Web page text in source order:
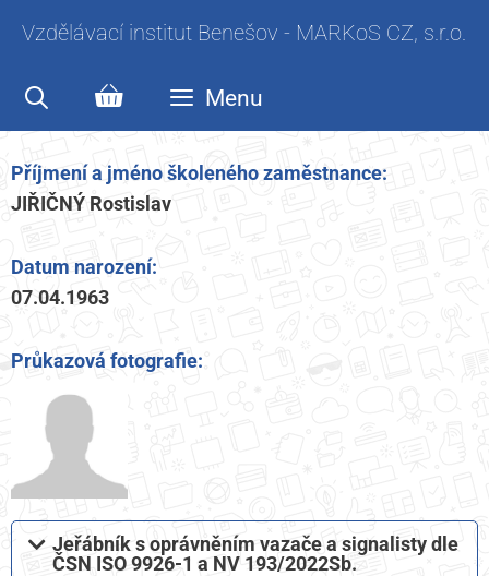
Vzdělávací institut Benešov - MARKoS CZ, s.r.o.
Menu
Příjmení a jméno školeného zaměstnance:
JIŘIČNÝ Rostislav
Datum narození:
07.04.1963
Průkazová fotografie:
Jeřábník s oprávněním vazače a signalisty dle
ČSN ISO 9926-1 a NV 193/2022Sb.